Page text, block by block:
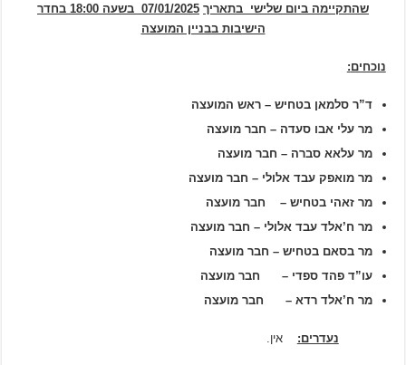
שהתקיימה ביום שלישי בתאריך
07/01/2025 בשעה 18:00 בחדר
הישיבות בבניין המועצה
נוכחים:
ד”ר סלמאן בטחיש – ראש המועצה
מר עלי אבו סעדה – חבר מועצה
מר עלאא סברה – חבר מועצה
מר מואפק עבד אלולי – חבר מועצה
מר זאהי בטחיש – חבר מועצה
מר ח’אלד עבד אלולי – חבר מועצה
מר בסאם בטחיש – חבר מועצה
עו”ד פהד ספדי – חבר מועצה
מר ח’אלד רדא – חבר מועצה
נעדרים: אין.